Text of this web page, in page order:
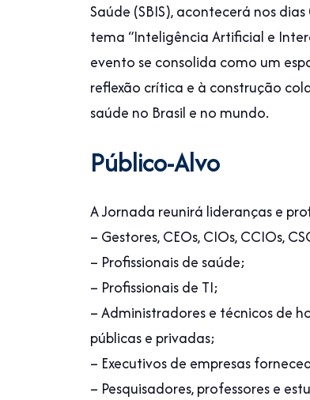
Saúde (SBIS), acontecerá nos
tema “Inteligência Artificial e
evento se consolida como um
reflexão crítica e à construção
saúde no Brasil e no mundo.
Público-Alvo
A Jornada reunirá lideranças e
– Gestores, CEOs, CIOs, CCIOs,
– Profissionais de saúde;
– Profissionais de TI;
– Administradores e técnicos de
públicas e privadas;
– Executivos de empresas
– Pesquisadores, professores e